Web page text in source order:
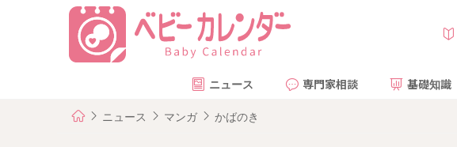
ニュース 専門家相談 基礎知識
ニュース マンガ かばのき